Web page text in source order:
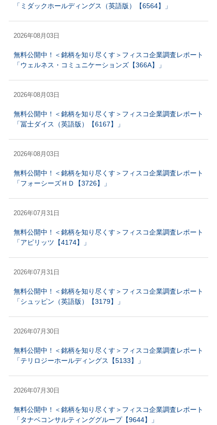
「ミダックホールディングス（英語版）【6564】」
2026年08月03日
無料公開中！＜銘柄を知り尽くす＞フィスコ企業調査レポート
「ウェルネス・コミュニケーションズ【366A】」
2026年08月03日
無料公開中！＜銘柄を知り尽くす＞フィスコ企業調査レポート
「冨士ダイス（英語版）【6167】」
2026年08月03日
無料公開中！＜銘柄を知り尽くす＞フィスコ企業調査レポート
「フォーシーズＨＤ【3726】」
2026年07月31日
無料公開中！＜銘柄を知り尽くす＞フィスコ企業調査レポート
「アピリッツ【4174】」
2026年07月31日
無料公開中！＜銘柄を知り尽くす＞フィスコ企業調査レポート
「シュッピン（英語版）【3179】」
2026年07月30日
無料公開中！＜銘柄を知り尽くす＞フィスコ企業調査レポート
「テリロジーホールディングス【5133】」
2026年07月30日
無料公開中！＜銘柄を知り尽くす＞フィスコ企業調査レポート
「タナベコンサルティンググループ【9644】」